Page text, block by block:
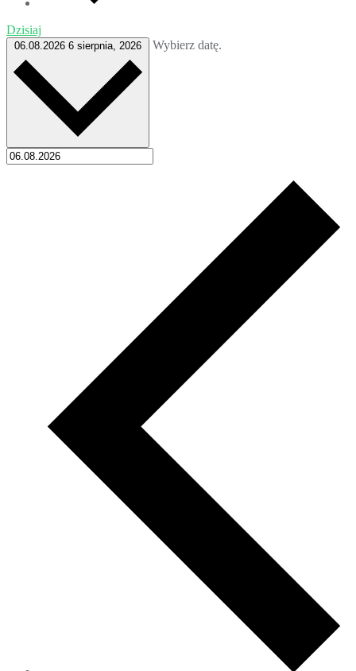
Dzisiaj
06.08.2026 6 sierpnia, 2026 Wybierz datę.